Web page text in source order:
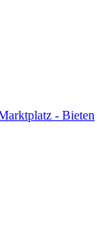
- Bieten